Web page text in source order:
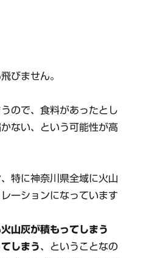
びません。
うので、食料があったとし
ない、という可能性が高
特に神奈川県全域に火山
ーションになっています
山灰が積もってしまう
しまう、ということなの